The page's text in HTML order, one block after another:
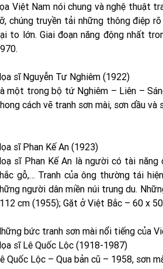
Việt Nam nói chung và nghệ thuật
chúng truyền tải những thông điệp
to lớn. Giai đoạn năng động nhất
sĩ Nguyễn Tư Nghiêm (1922)
một trong bộ tứ Nghiêm – Liên –
cách vẽ tranh sơn mài, sơn dầu và
sĩ Phan Kế An (1923)
sĩ Phan Kế An là người có tài
gỗ,… Tranh của ông thường tái
người dân miền núi trung du.
cm (1955); Gặt ở Việt Bắc – 60 x
bức tranh sơn mài nổi tiếng của
sĩ Lê Quốc Lộc (1918-1987)
Quốc Lộc – Qua bản cũ – 1958, sơn